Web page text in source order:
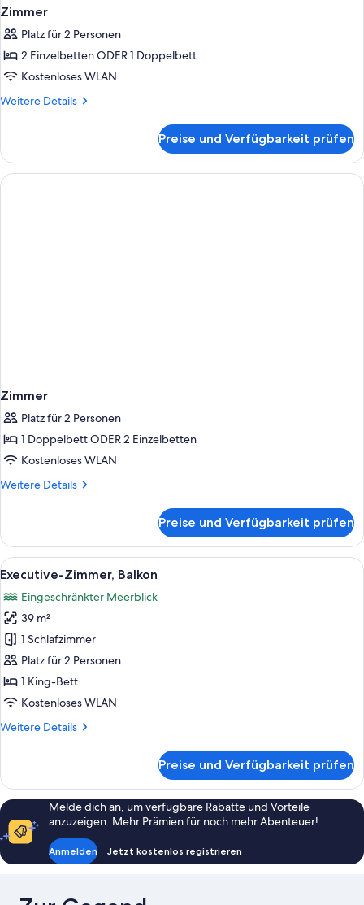
Zimmer
Platz für 2 Personen
2 Einzelbetten ODER 1 Doppelbett
Kostenloses WLAN
Weitere Details
Weitere
Preise und Verfügbarkeit prüfen
Zimmer
Platz für 2 Personen
1 Doppelbett ODER 2 Einzelbetten
Kostenloses WLAN
Weitere Details
Weitere
Preise und Verfügbarkeit prüfen
Alle
Fotos
für
Executive-
Zimmer,
Balkon
anzeigen
Executive-Zimmer, Balkon |
6
Executive-Zimmer, Balkon
Eingeschränkter Meerblick
39 m²
1 Schlafzimmer
Platz für 2 Personen
1 King-Bett
Kostenloses WLAN
Weitere Details
Weitere
Zimmer,
Balkon
Preise und Verfügbarkeit prüfen
Melde dich an, um verfügbare Rabatte und Vorteile
anzuzeigen. Mehr Prämien für noch mehr Abenteuer!
Anmelden Jetzt kostenlos registrieren